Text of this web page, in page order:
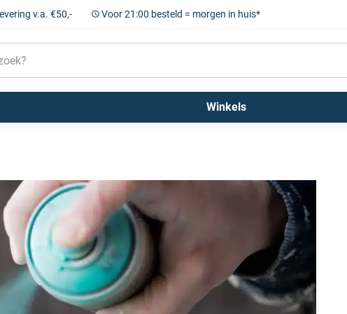
v.a. €50,- Voor 21:00 besteld = morgen in huis*
Winkels